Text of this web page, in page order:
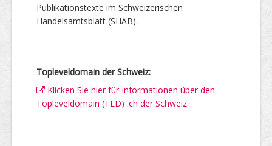
Publikationstexte im Schweizerischen
Handelsamtsblatt (SHAB).
Topleveldomain der Schweiz:
Klicken Sie hier für Informationen über den
Topleveldomain (TLD) .ch der Schweiz